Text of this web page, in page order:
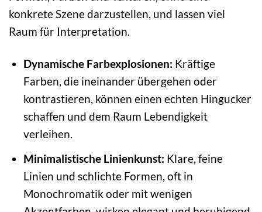
konkrete Szene darzustellen, und lassen viel
Raum für Interpretation.
Dynamische Farbexplosionen: Kräftige
Farben, die ineinander übergehen oder
kontrastieren, können einen echten Hingucker
schaffen und dem Raum Lebendigkeit
verleihen.
Minimalistische Linienkunst: Klare, feine
Linien und schlichte Formen, oft in
Monochromatik oder mit wenigen